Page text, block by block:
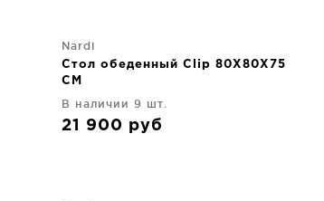
Nardi
Стол обеденный Clip 80X80X75
CM
В наличии 9 шт.
21 900 руб